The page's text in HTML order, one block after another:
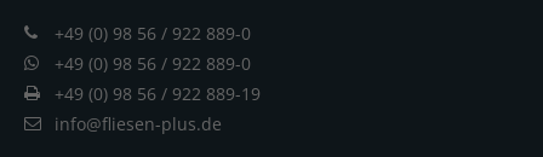
+49 (0) 98 56 / 922 889-0
+49 (0) 98 56 / 922 889-0
+49 (0) 98 56 / 922 889-19
info@fliesen-plus.de